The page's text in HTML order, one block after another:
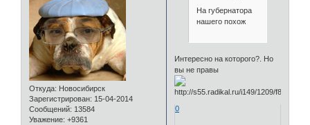
Откуда: Новосибирск
Зарегистрирован: 15-04-2014
Сообщений: 13584
Уважение: +9361
На губернатора
нашего похож
Интересно на которого?. Но
вы не правы
0